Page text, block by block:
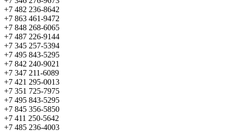
+7 482 236-8642
+7 863 461-9472
+7 848 268-6065
+7 487 226-9144
+7 345 257-5394
+7 495 843-5295
+7 842 240-9021
+7 347 211-6089
+7 421 295-0013
+7 351 725-7975
+7 495 843-5295
+7 845 356-5850
+7 411 250-5642
+7 485 236-4003